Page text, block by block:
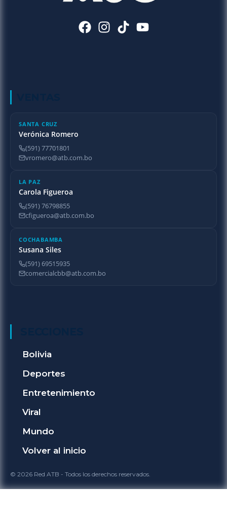
SANTA CRUZ
Verónica Romero
(591) 77701801
vromero@atb.com.bo
LA PAZ
Carola Figueroa
(591) 76798855
cfigueroa@atb.com.bo
COCHABAMBA
Susana Siles
(591) 69515935
comercialcbb@atb.com.bo
Bolivia
Deportes
Entretenimiento
Viral
Mundo
Volver al inicio
© 2026 Red ATB - Todos los derechos reservados.